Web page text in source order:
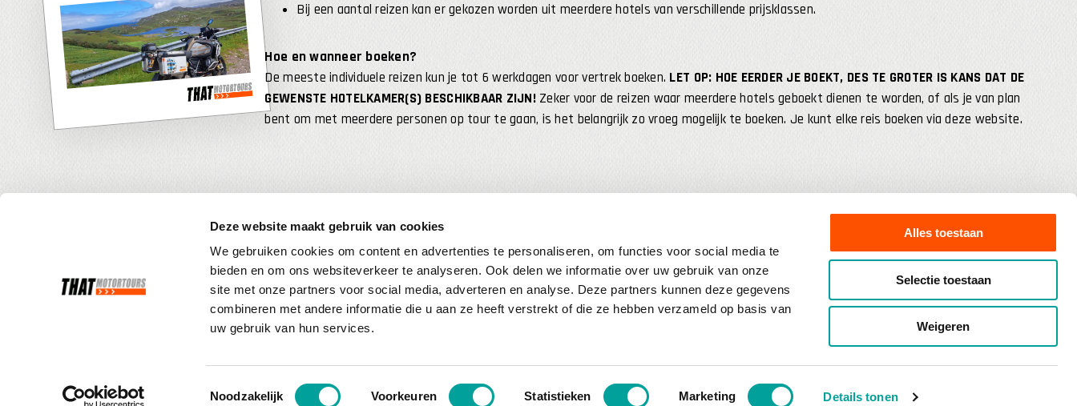
Deze website maakt gebruik van cookies
We gebruiken cookies om content en advertenties te personaliseren, om functies voor social media te
bieden en om ons websiteverkeer te analyseren. Ook delen we informatie over uw gebruik van onze
site met onze partners voor social media, adverteren en analyse. Deze partners kunnen deze gegevens
combineren met andere informatie die u aan ze heeft verstrekt of die ze hebben verzameld op basis van
uw gebruik van hun services.
Toestemmingsselectie
Noodzakelijk Voorkeuren Statistieken Marketing Details tonen
Alles toestaan
Selectie toestaan
Weigeren
Bij een aantal reizen kan er gekozen worden uit meerdere hotels van verschillende prijsklassen.
Hoe en wanneer boeken?
De meeste individuele reizen kun je tot 6 werkdagen voor vertrek boeken. LET OP: HOE EERDER JE BOEKT, DES TE GROTER IS KANS DAT DE
GEWENSTE HOTELKAMER(S) BESCHIKBAAR ZIJN!Zeker voor de reizen waar meerdere hotels geboekt dienen te worden, of als je van plan
bent om met meerdere personen op tour te gaan, is het belangrijk zo vroeg mogelijk te boeken. Je kunt elke reis boeken via deze website.
NL-6321 BA WIJLRE
Youtube
Facebook
Instagram
Meld je aan en ontvang gepersonaliseerde reissuggesties in je mailbox.
Voornaam (Vereist) Achternaam